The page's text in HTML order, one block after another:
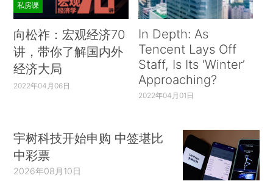
私房课
向松祚：宏观经济70
讲，带你了解国内外
经济大局
2022年04月06日
In Depth: As
Tencent Lays Off
Staff, Is Its ‘Winter’
Approaching?
2022年04月01日
宇树科技开始申购 中签堪比
中彩票
2026年08月10日